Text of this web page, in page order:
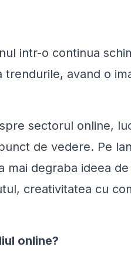
intr-o continua
trendurile, avand o
sectorul online,
de vedere. Pe
mai degraba ideea
creativitatea cu
online?